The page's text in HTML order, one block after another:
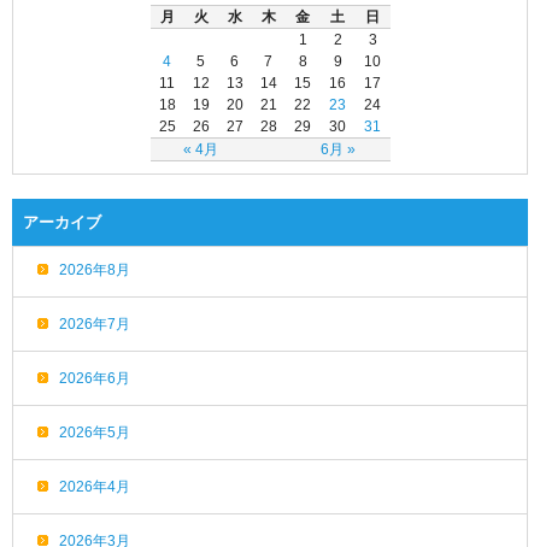
月 火 水 木 金 土 日
« 4月 6月 »
1 2
3
4
5 6 7 8 9
10
11
12 13 14 15 16
17
18
19 20 21 22 23
24
25
26 27 28 29 30 31
アーカイブ
2026年8月
2026年7月
2026年6月
2026年5月
2026年4月
2026年3月